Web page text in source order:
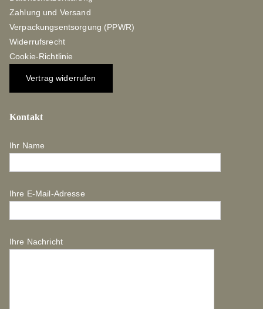
Zahlung und Versand
Verpackungsentsorgung (PPWR)
Widerrufsrecht
Cookie-Richtlinie
Vertrag widerrufen
Kontakt
Ihr Name
Ihre E-Mail-Adresse
Ihre Nachricht